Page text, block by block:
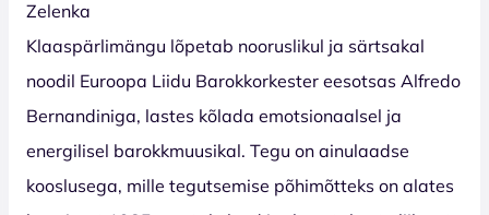
Zelenka
Klaaspärlimängu lõpetab nooruslikul ja särtsakal
noodil Euroopa Liidu Barokkorkester eesotsas Alfredo
Bernandiniga, lastes kõlada emotsionaalsel ja
energilisel barokkmuusikal. Tegu on ainulaadse
kooslusega, mille tegutsemise põhimõtteks on alates